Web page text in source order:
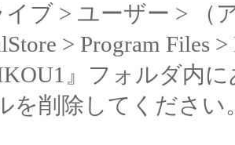
イブ > ユーザー > （
> Program Files
』フォルダ内
を削除してください